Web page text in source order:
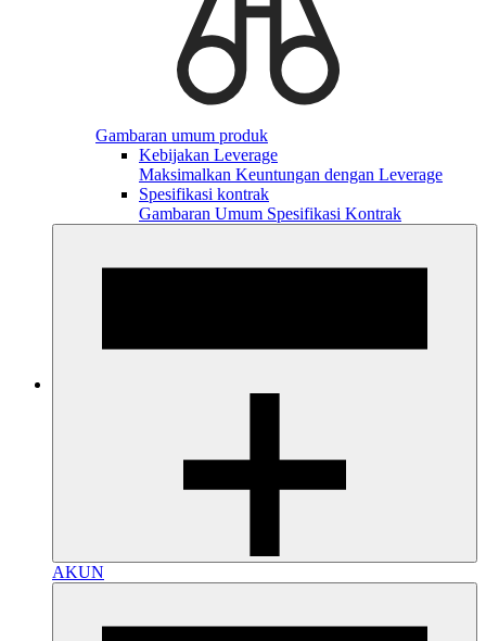
Gambaran umum produk
Kebijakan Leverage
Maksimalkan Keuntungan dengan Leverage
Spesifikasi kontrak
Gambaran Umum Spesifikasi Kontrak
AKUN